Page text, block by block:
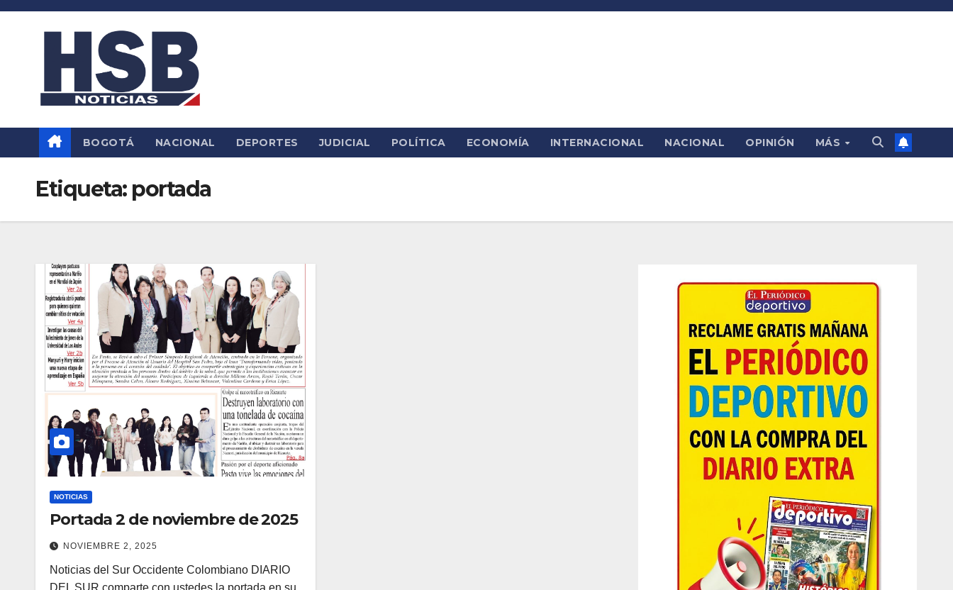
Saltar
BOGOTÁ NACIONAL DEPORTES JUDICIAL POLÍTICA ECONOMÍA INTERNACIONAL NACIONAL OPINIÓN MÁS
Etiqueta: portada
NOTICIAS
Portada 2 de noviembre de 2025
NOVIEMBRE 2, 2025
Noticias del Sur Occidente Colombiano DIARIO
DEL SUR comparte con ustedes la portada en su